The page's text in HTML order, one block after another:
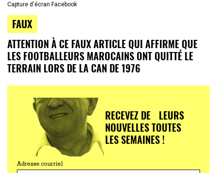
Capture d'écran Facebook
FAUX
ATTENTION À CE FAUX ARTICLE QUI AFFIRME QUE
LES FOOTBALLEURS MAROCAINS ONT QUITTÉ LE
TERRAIN LORS DE LA CAN DE 1976
RECEVEZ DE LEURS
NOUVELLES TOUTES
LES SEMAINES !
Adresse courriel